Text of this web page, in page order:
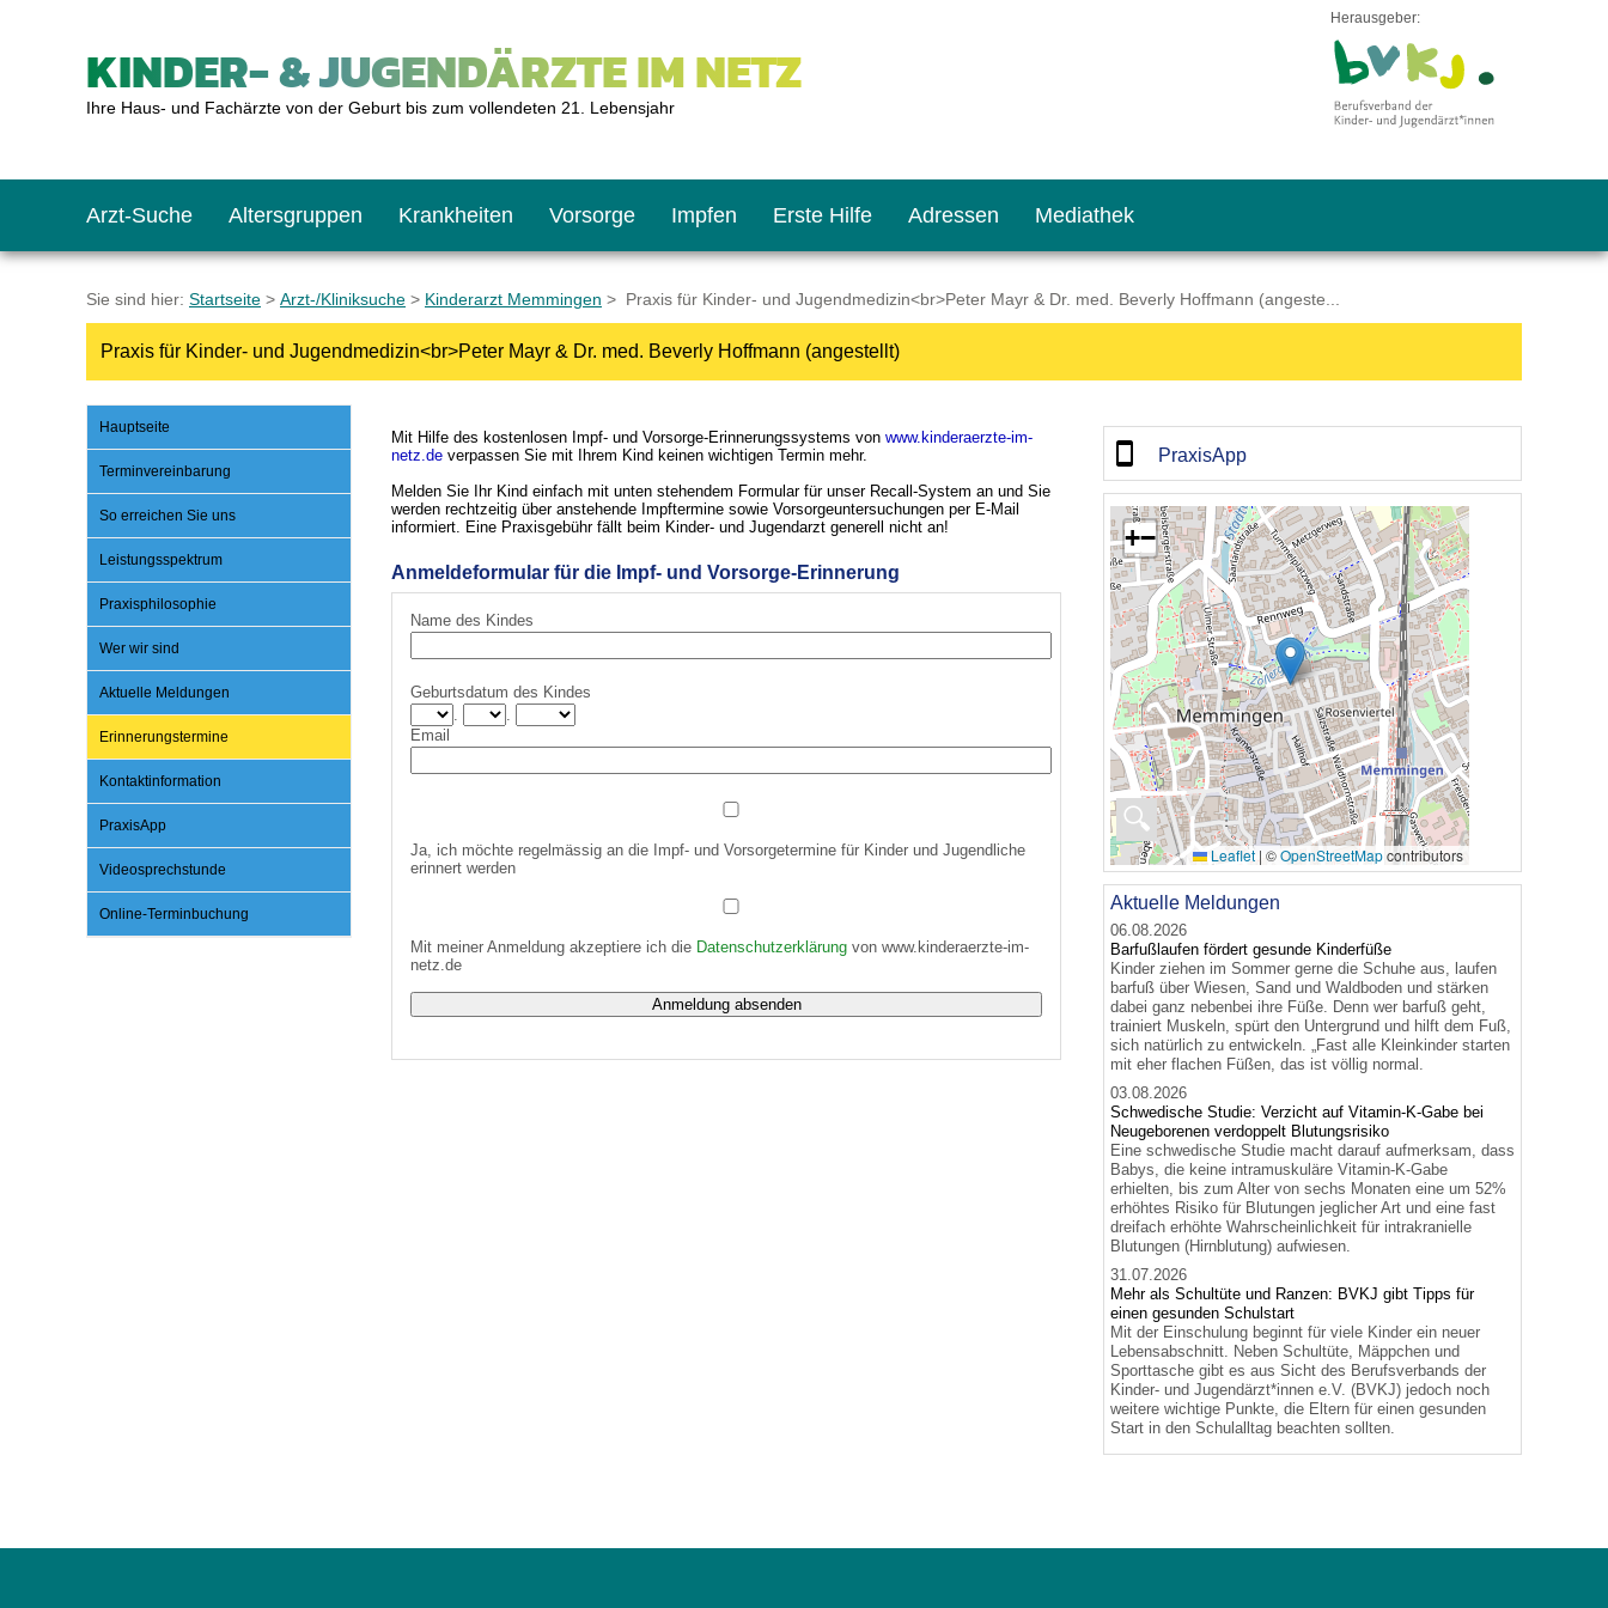
KINDER- & JUGENDÄRZTE IM NETZ
Ihre Haus- und Fachärzte von der Geburt bis zum vollendeten 21. Lebensjahr
Herausgeber:
Arzt-Suche Altersgruppen
Das erste Jahr
Schulkinder
Jugendliche
Krankheiten Vorsorge
Baby: U1 bis U6
Schulkind: U10 bis U11
Teenager: J1 bis J2
Impfen
Impfkalender
Was muss man beachten?
Impfreaktionen
Häufige Fragen
Vorsorge- und Impferinnerung
Erste Hilfe
Notrufnummern
Hausapotheke
Sofortmaßnahmen
Adressen
Notdienste
Gesundheitsämter
Link-Tipps
Mediathek
BMI-Rechner
Blutdruckrechner
Wachstum-Rechner
Hörlexikon
Entwicklungskalender
Familienzeit gesund gestalten
Sie sind hier: Startseite > Arzt-/Kliniksuche > Kinderarzt Memmingen > Praxis für Kinder- und Jugendmedizin<br>Peter Mayr & Dr. med. Beverly Hoffmann (angeste...
Praxis für Kinder- und Jugendmedizin<br>Peter Mayr & Dr. med. Beverly Hoffmann (angestellt)
Hauptseite
Terminvereinbarung
So erreichen Sie uns
Leistungsspektrum
Praxisphilosophie
Wer wir sind
Aktuelle Meldungen
Erinnerungstermine
Kontaktinformation
PraxisApp
Videosprechstunde
Online-Terminbuchung
Mit Hilfe des kostenlosen Impf- und Vorsorge-Erinnerungssystems von www.kinderaerzte-im-
netz.de verpassen Sie mit Ihrem Kind keinen wichtigen Termin mehr.
Melden Sie Ihr Kind einfach mit unten stehendem Formular für unser Recall-System an und Sie
werden rechtzeitig über anstehende Impftermine sowie Vorsorgeuntersuchungen per E-Mail
informiert. Eine Praxisgebühr fällt beim Kinder- und Jugendarzt generell nicht an!
Anmeldeformular für die Impf- und Vorsorge-Erinnerung
Name des Kindes
Geburtsdatum des Kindes
.
.
Email
Ja, ich möchte regelmässig an die Impf- und Vorsorgetermine für Kinder und Jugendliche
erinnert werden
Mit meiner Anmeldung akzeptiere ich die Datenschutzerklärung von www.kinderaerzte-im-
netz.de
PraxisApp
🔍
+−
Leaflet | ©OpenStreetMapcontributors
Aktuelle Meldungen
06.08.2026
Barfußlaufen fördert gesunde Kinderfüße
Kinder ziehen im Sommer gerne die Schuhe aus, laufen
barfuß über Wiesen, Sand und Waldboden und stärken
dabei ganz nebenbei ihre Füße. Denn wer barfuß geht,
trainiert Muskeln, spürt den Untergrund und hilft dem Fuß,
sich natürlich zu entwickeln. „Fast alle Kleinkinder starten
mit eher flachen Füßen, das ist völlig normal.
03.08.2026
Schwedische Studie: Verzicht auf Vitamin-K-Gabe bei
Neugeborenen verdoppelt Blutungsrisiko
Eine schwedische Studie macht darauf aufmerksam, dass
Babys, die keine intramuskuläre Vitamin-K-Gabe
erhielten, bis zum Alter von sechs Monaten eine um 52%
erhöhtes Risiko für Blutungen jeglicher Art und eine fast
dreifach erhöhte Wahrscheinlichkeit für intrakranielle
Blutungen (Hirnblutung) aufwiesen.
31.07.2026
Mehr als Schultüte und Ranzen: BVKJ gibt Tipps für
einen gesunden Schulstart
Mit der Einschulung beginnt für viele Kinder ein neuer
Lebensabschnitt. Neben Schultüte, Mäppchen und
Sporttasche gibt es aus Sicht des Berufsverbands der
Kinder- und Jugendärzt*innen e.V. (BVKJ) jedoch noch
weitere wichtige Punkte, die Eltern für einen gesunden
Start in den Schulalltag beachten sollten.